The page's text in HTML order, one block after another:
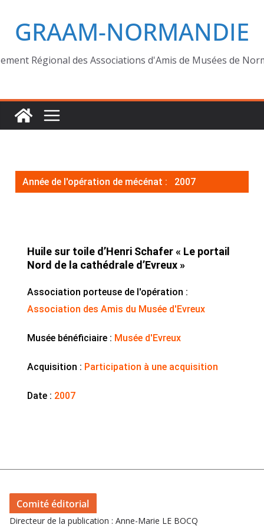
GRAAM-NORMANDIE
Régional des Associations d'Amis de Musées de
Année de l'opération de mécénat : 2007
Huile sur toile d’Henri Schafer « Le portail
Nord de la cathédrale d’Evreux »
Association porteuse de l'opération :
Association des Amis du Musée d'Evreux
Musée bénéficiaire : Musée d'Evreux
Acquisition : Participation à une acquisition
Date : 2007
Comité éditorial
Directeur de la publication : Anne-Marie LE BOCQ